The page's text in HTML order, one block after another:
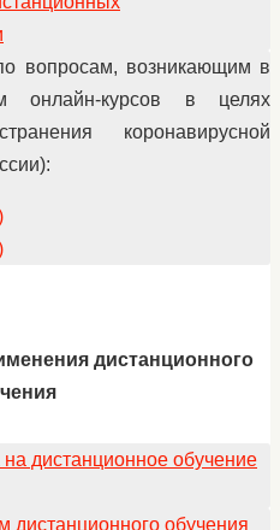
вопросам, возникающим в
онлайн-курсов в целях
коронавирусной
дистанционного
дистанционное обучение
дистанционного обучения